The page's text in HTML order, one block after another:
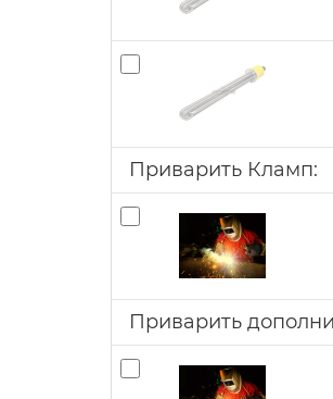
Приварить Кламп:
Приварить